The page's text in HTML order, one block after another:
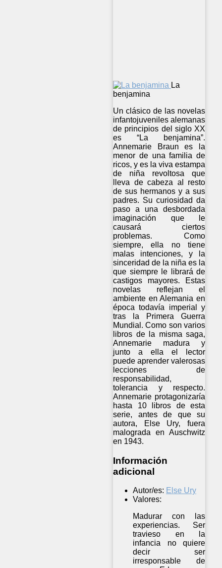
La
benjamina
Un clásico de las novelas
infantojuveniles alemanas
de principios del siglo XX
es “La benjamina”.
Annemarie Braun es la
menor de una familia de
ricos, y es la viva estampa
de niña revoltosa que
lleva de cabeza al resto
de sus hermanos y a sus
padres. Su curiosidad da
paso a una desbordada
imaginación que le
causará ciertos
problemas. Como
siempre, ella no tiene
malas intenciones, y la
sinceridad de la niña es la
que siempre le librará de
castigos mayores. Estas
novelas reflejan el
ambiente en Alemania en
época todavía imperial y
tras la Primera Guerra
Mundial. Como son varios
libros de la misma saga,
Annemarie madura y
junto a ella el lector
puede aprender valerosas
lecciones de
responsabilidad,
tolerancia y respecto.
Annemarie protagonizaría
hasta 10 libros de esta
serie, antes de que su
autora, Else Ury, fuera
malograda en Auschwitz
en 1943.
Información
adicional
Autor/es: Else Ury
Valores:
Madurar con las
experiencias. Ser
travieso en la
infancia no quiere
decir ser
irresponsable de